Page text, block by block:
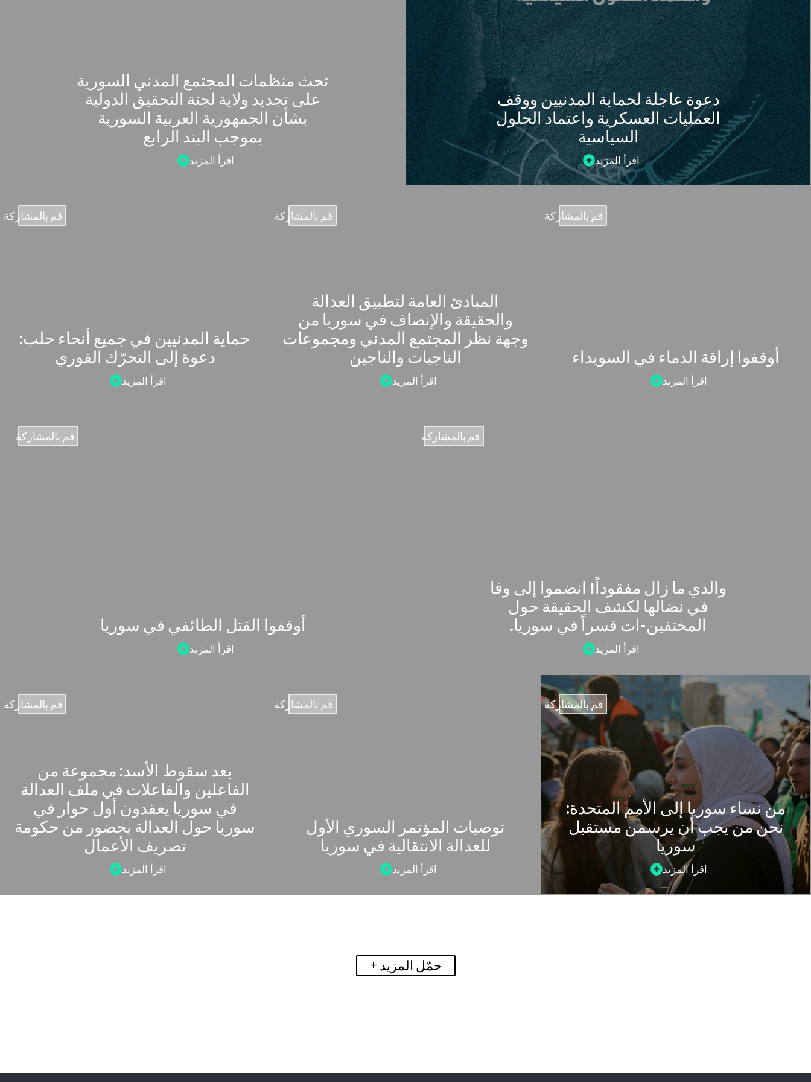
تحث منظمات المجتمع المدني السورية
على تجديد ولاية لجنة التحقيق الدولية
بشأن الجمهورية العربية السورية
بموجب البند الرابع
اقرأ المزيد
دعوة عاجلة لحماية المدنيين ووقف
العمليات العسكرية واعتماد الحلول
السياسية
اقرأ المزيد
قم بالمشاركة
حماية المدنيين في جميع أنحاء حلب:
دعوة إلى التحرّك الفوري
اقرأ المزيد
قم بالمشاركة
المبادئ العامة لتطبيق العدالة
والحقيقة والإنصاف في سوريا من
وجهة نظر المجتمع المدني ومجموعات
الناجيات والناجين
اقرأ المزيد
قم بالمشاركة
أوقفوا إراقة الدماء في السويداء‎
اقرأ المزيد
قم بالمشاركة
أوقفوا القتل الطائفي في سوريا
اقرأ المزيد
قم بالمشاركة
والدي ما زال مفقوداً! انضموا إلى وفا
في نضالها لكشف الحقيقة حول
المختفين-ات قسراً في سوريا.
اقرأ المزيد
قم بالمشاركة
بعد سقوط الأسد: مجموعة من
الفاعلين والفاعلات في ملف العدالة
في سوريا يعقدون أول حوار في
سوريا حول العدالة بحضور من حكومة
تصريف الأعمال
اقرأ المزيد
قم بالمشاركة
توصيات المؤتمر السوري الأول
للعدالة الانتقالية في سوريا
اقرأ المزيد
قم بالمشاركة
من نساء سوريا إلى الأمم المتحدة:
نحن من يجب أن يرسمن مستقبل
سوريا
اقرأ المزيد
حمّل المزيد +